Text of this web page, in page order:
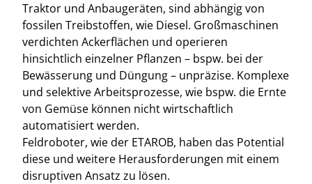
Traktor und Anbaugeräten, sind abhängig von
fossilen Treibstoffen, wie Diesel. Großmaschinen
verdichten Ackerflächen und operieren
hinsichtlich einzelner Pflanzen – bspw. bei der
Bewässerung und Düngung – unpräzise. Komplexe
und selektive Arbeitsprozesse, wie bspw. die Ernte
von Gemüse können nicht wirtschaftlich
automatisiert werden.
Feldroboter, wie der ETAROB, haben das Potential
diese und weitere Herausforderungen mit einem
disruptiven Ansatz zu lösen.